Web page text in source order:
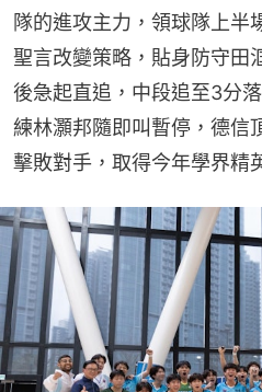
隊的進攻主力，領球隊上半
聖言改變策略，貼身防守田
後急起直追，中段追至3分
練林灝邦隨即叫暫停，德信
擊敗對手，取得今年學界精